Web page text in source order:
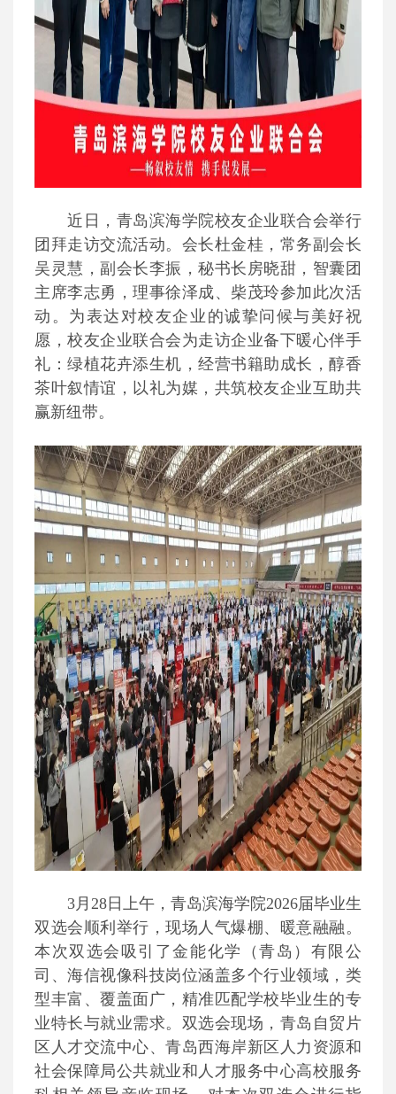
近日，青岛滨海学院校友企业联合会举行
团拜走访交流活动。会长杜金桂，常务副会长
吴灵慧，副会长李振，秘书长房晓甜，智囊团
主席李志勇，理事徐泽成、柴茂玲参加此次活
动。为表达对校友企业的诚挚问候与美好祝
愿，校友企业联合会为走访企业备下暖心伴手
礼：绿植花卉添生机，经营书籍助成长，醇香
茶叶叙情谊，以礼为媒，共筑校友企业互助共
赢新纽带。
3月28日上午，青岛滨海学院2026届毕业生
双选会顺利举行，现场人气爆棚、暖意融融。
本次双选会吸引了金能化学（青岛）有限公
司、海信视像科技岗位涵盖多个行业领域，类
型丰富、覆盖面广，精准匹配学校毕业生的专
业特长与就业需求。双选会现场，青岛自贸片
区人才交流中心、青岛西海岸新区人力资源和
社会保障局公共就业和人才服务中心高校服务